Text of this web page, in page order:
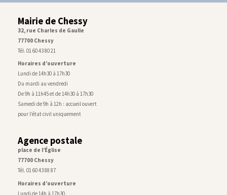
Mairie de Chessy
32, rue Charles de Gaulle
77700 Chessy
Tél. 01 60 43 80 21
Horaires d’ouverture
Lundi de 14h30 à 17h30
Du mardi au vendredi
De 9h à 11h45 et de 14h30 à 17h30
Samedi de 9h à 12h : accueil ouvert
pour l’état civil uniquement
Agence postale
place de l’Église
77700 Chessy
Tél. 01 60 43 88 87
Horaires d’ouverture
Lundi de 14h à 17h30